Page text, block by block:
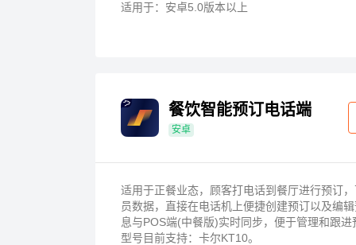
适用于：安卓5.0版本以上
餐饮智能预订电话端
安卓
适用于正餐业态，顾客打电话到餐厅进行预订
员数据，直接在电话机上便捷创建预订以及编
息与POS端(中餐版)实时同步，便于管理和跟
型号目前支持：卡尔KT10。